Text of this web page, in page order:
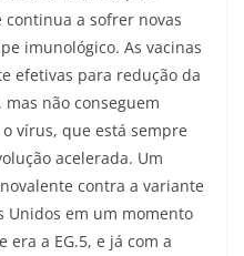
continua a sofrer novas
imunológico. As vacinas
efetivas para redução da
não conseguem
vírus, que está sempre
acelerada. Um
contra a variante
Unidos em um momento
a EG.5, e já com a